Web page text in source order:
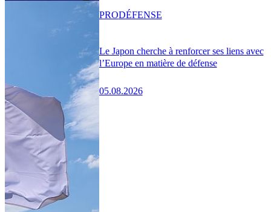
Le Japon cherche à renforcer ses liens avec
l’Europe en matière de défense
05.08.2026
PRODÉFENSE